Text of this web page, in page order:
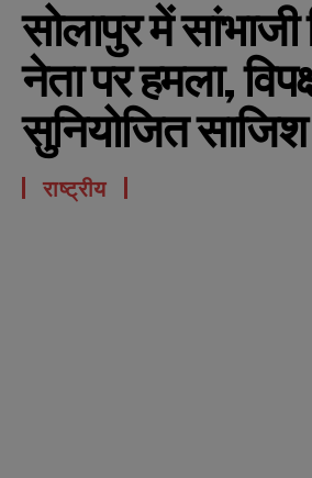
सोलापुर में
नेता पर हमला,
सुनियोजित साजिश
राष्ट्रीय